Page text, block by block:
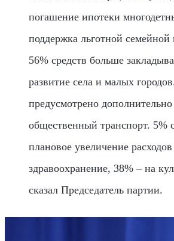
погашение ипотеки
поддержка льготной
56% средств больше
развитие села и малых
предусмотрено
общественный транспорт. 5%
плановое увеличение
здравоохранение, 38% – на
сказал Председатель партии.